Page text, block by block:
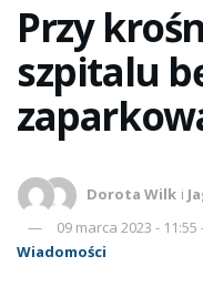
Przy
szpitalu
Dorota Wilk i
09 marca 2023 -
Wiadomości